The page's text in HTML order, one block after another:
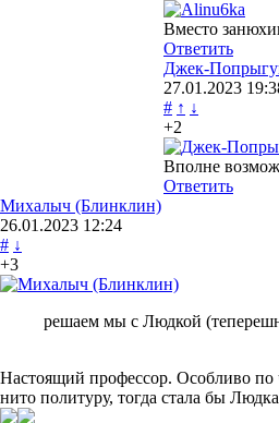
Вместо
Ответить
Джек-
27.01.2023
# ↑ ↓
+2
Вполне
Ответить
Михалыч (Блинклин)
26.01.2023 12:24
# ↓
+3
решаем мы с Людкой
Настоящий профессор. Особливо
нито политуру, тогда стала бы